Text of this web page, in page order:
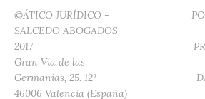
©ÁTICO JURÍDICO -
SALCEDO ABOGADOS
2017
Gran Vía de las
Germanías, 25. 12ª -
46006 Valencia (España)